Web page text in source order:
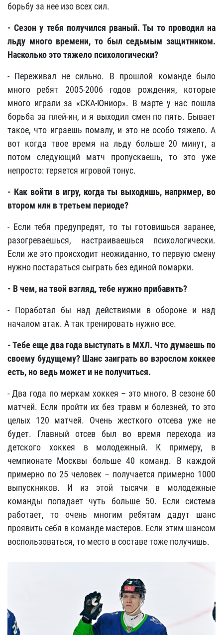
борьбу за нее изо всех сил.
- Сезон у тебя получился рваный. Ты то проводил на
льду много времени, то был седьмым защитником.
Насколько это тяжело психологически?
- Переживал не сильно. В прошлой команде было
много ребят 2005-2006 годов рождения, которые
много играли за «СКА-Юниор». В марте у нас пошла
борьба за плей-ин, и я выходил смен по пять. Бывает
такое, что играешь помалу, и это не особо тяжело. А
вот когда твое время на льду больше 20 минут, а
потом следующий матч пропускаешь, то это уже
непросто: теряется игровой тонус.
- Как войти в игру, когда ты выходишь, например, во
втором или в третьем периоде?
- Если тебя предупредят, то ты готовишься заранее,
разогреваешься, настраиваешься психологически.
Если же это происходит неожиданно, то первую смену
нужно постараться сыграть без единой помарки.
- В чем, на твой взгляд, тебе нужно прибавить?
- Поработал бы над действиями в обороне и над
началом атак. А так тренировать нужно все.
- Тебе еще два года выступать в МХЛ. Что думаешь по
своему будущему? Шанс заиграть во взрослом хоккее
есть, но ведь может и не получиться.
- Два года по меркам хоккея – это много. В сезоне 60
матчей. Если пройти их без травм и болезней, то это
целых 120 матчей. Очень жесткого отсева уже не
будет. Главный отсев был во время перехода из
детского хоккея в молодежный. К примеру, в
чемпионате Москвы больше 40 команд. В каждой
примерно по 25 человек – получается примерно 1000
выпускников. И из этой тысячи в молодежные
команды попадает чуть больше 50. Если система
работает, то очень многим ребятам дадут шанс
проявить себя в команде мастеров. Если этим шансом
воспользоваться, то место в составе тоже получишь.